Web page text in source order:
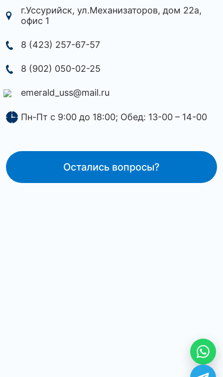
г.Уссурийск, ул.Механизаторов, дом 22а,
офис 1
8 (423) 257-67-57
8 (902) 050-02-25
emerald_uss@mail.ru
Пн-Пт с 9:00 до 18:00; Обед: 13-00 – 14-00
Остались вопросы?